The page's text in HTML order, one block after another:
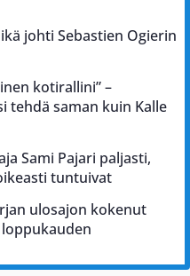
johti Sebastien Ogierin
kotirallini” –
tehdä saman kuin Kalle
Sami Pajari paljasti,
tuntuivat
ulosajon kokenut